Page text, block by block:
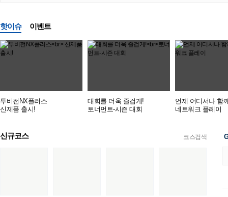
핫이슈 이벤트
투비전NX플러스
신제품 출시!
대회를 더욱 즐겁게!
토너먼트-시즌 대회
언제 어디서나 함
네트워크 플레이
신규코스 코스검색